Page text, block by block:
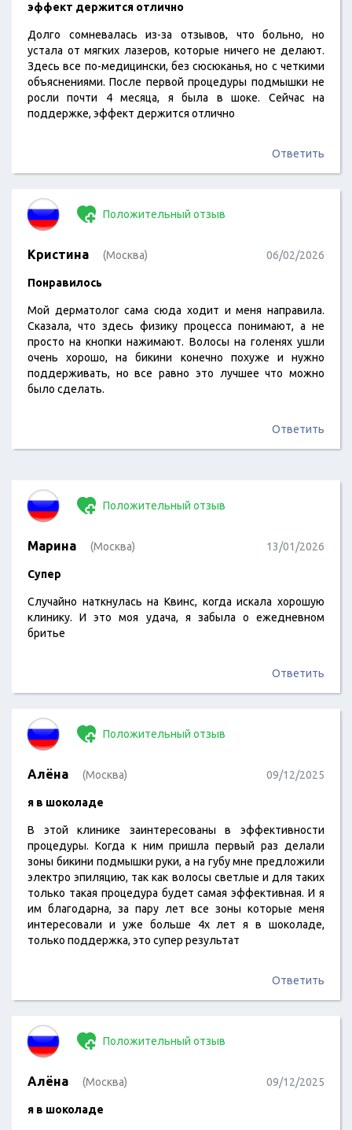
эффект держится отлично
Долго сомневалась из-за отзывов, что больно, но
устала от мягких лазеров, которые ничего не делают.
Здесь все по-медицински, без сюсюканья, но с четкими
объяснениями. После первой процедуры подмышки не
росли почти 4 месяца, я была в шоке. Сейчас на
поддержке, эффект держится отлично
Ответить
Положительный отзыв
Кристина (Москва) 06/02/2026
Понравилось
Мой дерматолог сама сюда ходит и меня направила.
Сказала, что здесь физику процесса понимают, а не
просто на кнопки нажимают. Волосы на голенях ушли
очень хорошо, на бикини конечно похуже и нужно
поддерживать, но все равно это лучшее что можно
было сделать.
Ответить
Положительный отзыв
Марина (Москва) 13/01/2026
Супер
Случайно наткнулась на Квинс, когда искала хорошую
клинику. И это моя удача, я забыла о ежедневном
бритье
Ответить
Положительный отзыв
Алёна (Москва) 09/12/2025
я в шоколаде
В этой клинике заинтересованы в эффективности
процедуры. Когда к ним пришла первый раз делали
зоны бикини подмышки руки, а на губу мне предложили
электро эпиляцию, так как волосы светлые и для таких
только такая процедура будет самая эффективная. И я
им благодарна, за пару лет все зоны которые меня
интересовали и уже больше 4х лет я в шоколаде,
только поддержка, это супер результат
Ответить
Положительный отзыв
Алёна (Москва) 09/12/2025
я в шоколаде